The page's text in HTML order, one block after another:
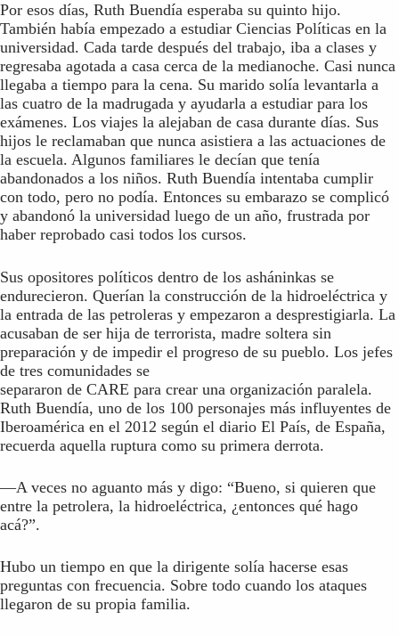
Por esos días, Ruth Buendía esperaba su quinto hijo.
También había empezado a estudiar Ciencias Políticas en la
universidad. Cada tarde después del trabajo, iba a clases y
regresaba agotada a casa cerca de la medianoche. Casi nunca
llegaba a tiempo para la cena. Su marido solía levantarla a
las cuatro de la madrugada y ayudarla a estudiar para los
exámenes. Los viajes la alejaban de casa durante días. Sus
hijos le reclamaban que nunca asistiera a las actuaciones de
la escuela. Algunos familiares le decían que tenía
abandonados a los niños. Ruth Buendía intentaba cumplir
con todo, pero no podía. Entonces su embarazo se complicó
y abandonó la universidad luego de un año, frustrada por
haber reprobado casi todos los cursos.
Sus opositores políticos dentro de los asháninkas se
endurecieron. Querían la construcción de la hidroeléctrica y
la entrada de las petroleras y empezaron a desprestigiarla. La
acusaban de ser hija de terrorista, madre soltera sin
preparación y de impedir el progreso de su pueblo. Los jefes
de tres comunidades se
separaron de CARE para crear una organización paralela.
Ruth Buendía, uno de los 100 personajes más influyentes de
Iberoamérica en el 2012 según el diario El País, de España,
recuerda aquella ruptura como su primera derrota.
—A veces no aguanto más y digo: “Bueno, si quieren que
entre la petrolera, la hidroeléctrica, ¿entonces qué hago
acá?”.
Hubo un tiempo en que la dirigente solía hacerse esas
preguntas con frecuencia. Sobre todo cuando los ataques
llegaron de su propia familia.